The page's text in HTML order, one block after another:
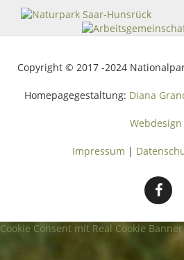
Copyright © 2017 -2024
Homepagegestaltung: Diana
Webdesign
Impressum |
Cookie Consent mit Real Cookie Banner